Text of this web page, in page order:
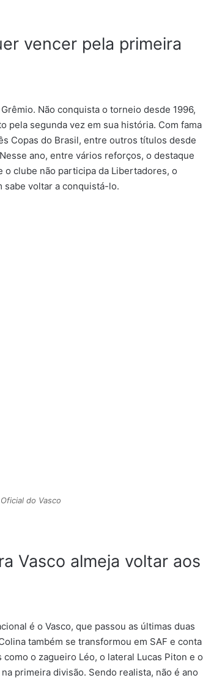
vencer pela primeira
Não conquista o torneio desde 1996,
pela segunda vez em sua história. Com fama
Copas do Brasil, entre outros títulos desde
ano, entre vários reforços, o destaque
o clube não participa da Libertadores, o
sabe voltar a conquistá-lo.
do Vasco
Vasco almeja voltar aos
é o Vasco, que passou as últimas duas
também se transformou em SAF e conta
o zagueiro Léo, o lateral Lucas Piton e o
primeira divisão. Sendo realista, não é ano